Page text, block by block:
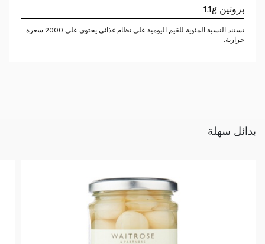
بروتين 1.1g
تستند النسبة المئوية للقيم اليومية على نظام غذائي يحتوي على 2000 سعرة
حرارية.
بدائل سهلة